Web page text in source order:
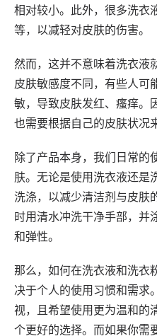
相对较小。此外，很多洗衣
等，以减轻对皮肤的伤害。
然而，这并不意味着洗衣液
皮肤敏感度不同，有些人可
敏，导致皮肤发红、瘙痒。
也需要根据自己的皮肤状况
除了产品本身，我们日常的
肤。无论是使用洗衣液还是
洗涤，以减少清洁剂与皮肤
时用清水冲洗干净手部，并
和弹性。
那么，如何在洗衣液和洗衣
决于个人的使用习惯和需求
视，且希望使用更为温和的
个更好的选择。而如果你需